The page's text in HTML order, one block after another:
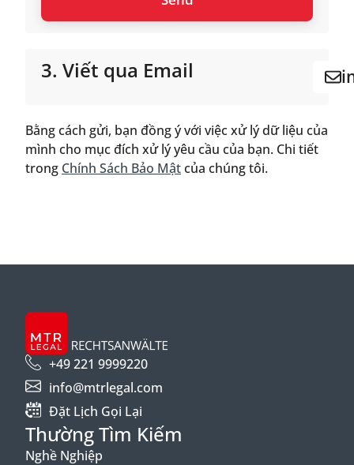
3. Viết qua Email
Bằng cách gửi, bạn đồng ý với việc xử lý dữ liệu của
mình cho mục đích xử lý yêu cầu của bạn. Chi tiết
trong Chính Sách Bảo Mậtcủa chúng tôi.
+49 221 9999220
info@mtrlegal.com
Đặt Lịch Gọi Lại
Thường Tìm Kiếm
Nghề Nghiệp